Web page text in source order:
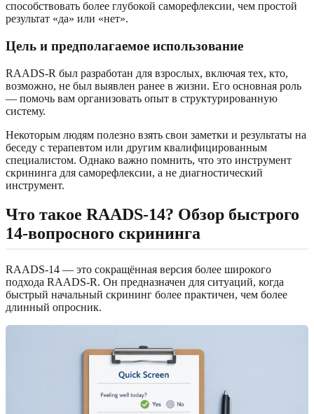
способствовать более глубокой саморефлексии, чем простой
результат «да» или «нет».
Цель и предполагаемое использование
RAADS-R был разработан для взрослых, включая тех, кто,
возможно, не был выявлен ранее в жизни. Его основная роль
— помочь вам организовать опыт в структурированную
систему.
Некоторым людям полезно взять свои заметки и результаты на
беседу с терапевтом или другим квалифицированным
специалистом. Однако важно помнить, что это инструмент
скрининга для саморефлексии, а не диагностический
инструмент.
Что такое RAADS-14? Обзор быстрого
14-вопросного скрининга
RAADS-14 — это сокращённая версия более широкого
подхода RAADS-R. Он предназначен для ситуаций, когда
быстрый начальный скрининг более практичен, чем более
длинный опросник.